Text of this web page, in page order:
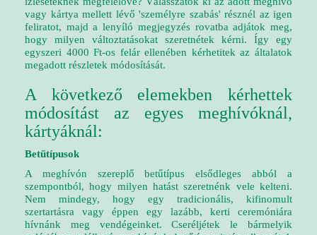
vagy kártya mellett lévő 'személyre szabás' résznél az igen
feliratot, majd a lenyíló megjegyzés rovatba adjátok meg,
hogy milyen változtatásokat szeretnétek kérni. Így egy
egyszeri 4000 Ft-os felár ellenében kérhetitek az általatok
megadott részletek módosítását.
A következő elemekben kérhettek
módosítást az egyes meghívóknál,
kártyáknál:
Betűtípusok
A meghívón szereplő betűtípus elsődleges abból a
szempontból, hogy milyen hatást szeretnénk vele kelteni.
Nem mindegy, hogy egy tradicionális, kifinomult
szertartásra vagy éppen egy lazább, kerti ceremóniára
hívnánk meg vendégeinket. Cseréljétek le bármelyik